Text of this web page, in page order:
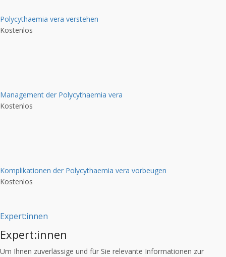
Polycythaemia vera verstehen
Kostenlos
Management der Polycythaemia vera
Kostenlos
Komplikationen der Polycythaemia vera vorbeugen
Kostenlos
Expert:innen
Expert:innen
Um Ihnen zuverlässige und für Sie relevante Informationen zur